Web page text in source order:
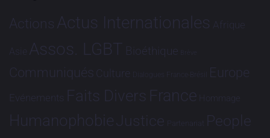
Actions Actus Internationales Afrique
Asie Assos. LGBT Bioéthique Brève
Communiqués Culture Dialogues France-Brésil Europe
Evénements Faits Divers France Hommage
HumanophobieJustice Partenariat People